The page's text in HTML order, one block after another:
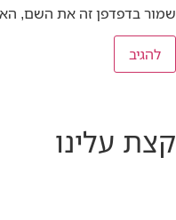
שמור בדפדפן זה את השם,
קצת עלינו